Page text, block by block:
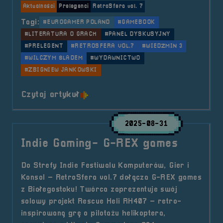
Aktualności Prelegenci RetroSfera vol. 7
Tagi: #EUROGAMER POLAND
#GAMEBOOK
#LITERATURA O GRACH
#PANEL DYSKUSYJNY
#PRELEGENT
#RETROSFERA VOL.7
#WIEDŹMIN 3
#WILCZYM ŚLADEM
#WYDAWNICTWO
#ZBIGNIEW JANKOWSKI
Czytaj artykuło tytule Prelegent &#8211;
2025-08-31
Indie Gaming- G-REX games
Do Strefy Indie Festiwalu Komputerów, Gier i
Konsol – RetroSfera vol.7 dołącza G-REX games
z Białegostoku! Twórca zaprezentuje swój
solowy projekt Rescue Heli RH407 – retro-
inspirowaną grę o pilotażu helikoptera,